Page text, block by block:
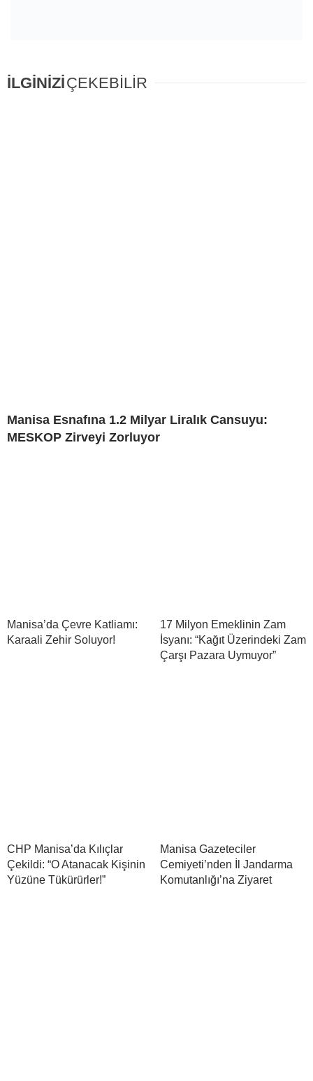
İLGİNİZİÇEKEBİLİR
Manisa Esnafına 1.2 Milyar Liralık Cansuyu:
MESKOP Zirveyi Zorluyor
Manisa’da Çevre Katliamı:
Karaali Zehir Soluyor!
17 Milyon Emeklinin Zam
İsyanı: “Kağıt Üzerindeki Zam
Çarşı Pazara Uymuyor”
CHP Manisa’da Kılıçlar
Çekildi: “O Atanacak Kişinin
Yüzüne Tükürürler!”
Manisa Gazeteciler
Cemiyeti’nden İl Jandarma
Komutanlığı’na Ziyaret